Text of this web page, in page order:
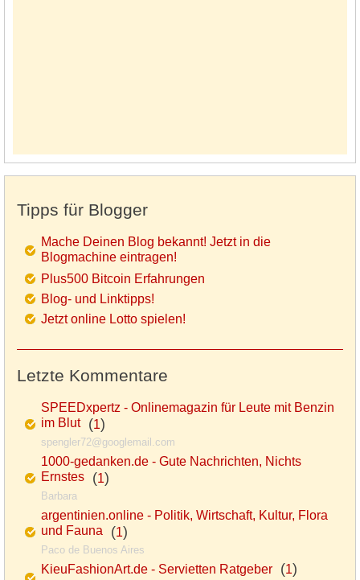
Tipps für Blogger
Mache Deinen Blog bekannt! Jetzt in die
Blogmachine eintragen!
Plus500 Bitcoin Erfahrungen
Blog- und Linktipps!
Jetzt online Lotto spielen!
Letzte Kommentare
SPEEDxpertz - Onlinemagazin für Leute mit Benzin
im Blut(1)
spengler72@googlemail.com
1000-gedanken.de - Gute Nachrichten, Nichts
Ernstes (1)
Barbara
argentinien.online - Politik, Wirtschaft, Kultur, Flora
und Fauna (1)
Paco de Buenos Aires
KieuFashionArt.de - Servietten Ratgeber (1)